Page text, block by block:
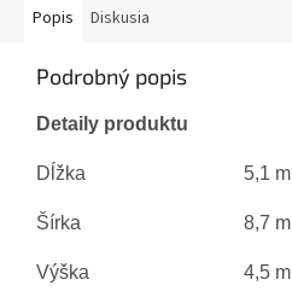
Popis Diskusia
Podrobný popis
Detaily produktu
Dĺžka 5,1 m
Šírka 8,7 m
Výška 4,5 m